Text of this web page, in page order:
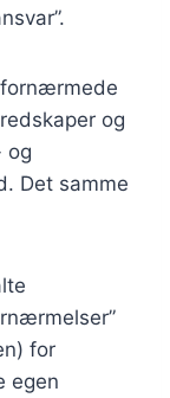
og
og
Det samme
for
egen